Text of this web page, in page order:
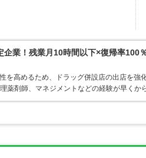
企業！残業月10時間以下×復帰率100
を高めるため、ドラッグ併設店の出店を
薬剤師、マネジメントなどの経験が早く